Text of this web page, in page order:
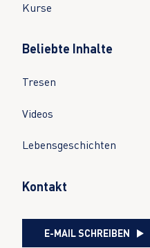
Kurse
Beliebte Inhalte
Tresen
Videos
Lebensgeschichten
Kontakt
E-MAIL SCHREIBEN